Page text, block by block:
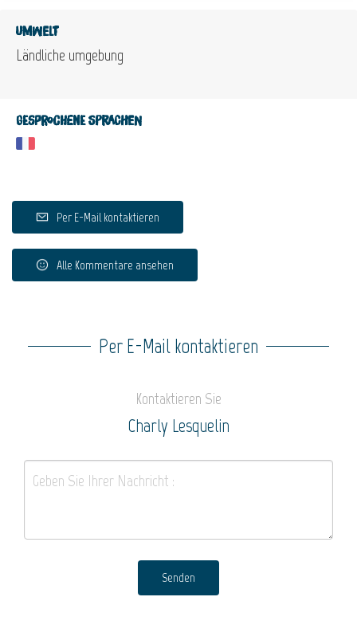
Umwelt
Ländliche umgebung
Gesprochene Sprachen
Per E-Mail kontaktieren
Alle Kommentare ansehen
Per E-Mail kontaktieren
Kontaktieren Sie
Charly Lesquelin
Senden